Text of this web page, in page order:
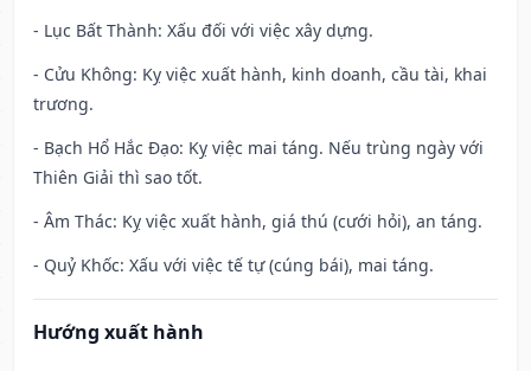
- Lục Bất Thành: Xấu đối với việc xây dựng.
- Cửu Không: Kỵ việc xuất hành, kinh doanh, cầu tài, khai
trương.
- Bạch Hổ Hắc Đạo: Kỵ việc mai táng. Nếu trùng ngày với
Thiên Giải thì sao tốt.
- Âm Thác: Kỵ việc xuất hành, giá thú (cưới hỏi), an táng.
- Quỷ Khốc: Xấu với việc tế tự (cúng bái), mai táng.
Hướng xuất hành